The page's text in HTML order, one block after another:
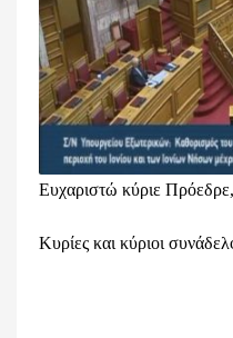
Ευχαριστώ κύριε Πρόεδρε,
Κυρίες και κύριοι